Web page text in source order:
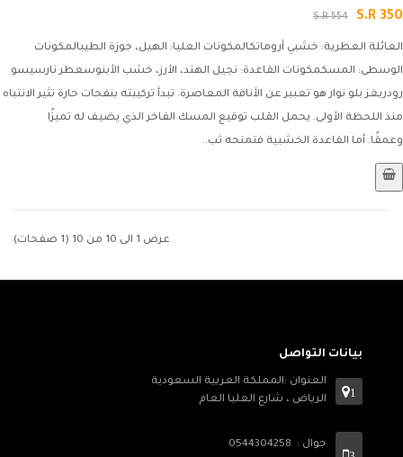
S.R 350
S.R 554
العائلة العطرية: خشبي أروماتكالمكونات العليا: الهيل، جوزة الطيبالمكونات
الوسطى: المسكمكونات القاعدة: نجيل الهند، الأرز، خشب الأبنوسعطر نارسيسو
رودريغز بلو نوار هو تعبير عن الأناقة المعاصرة. تبدأ تركيبته بنفحات حارة تثير الانتباه
منذ اللحظة الأولى. يحمل القلب توقيع المسك الفاخر الذي يضيف له تميزًا
وعمقًا. أما القاعدة الخشبية فتمنحه ثب..
عرض 1 الى 10 من 10 (1 صفحات)
بيانات التواصل
1
العنوان :المملكة العربية السعودية
الرياض ، شارع العليا العام
جوال : 0544304258